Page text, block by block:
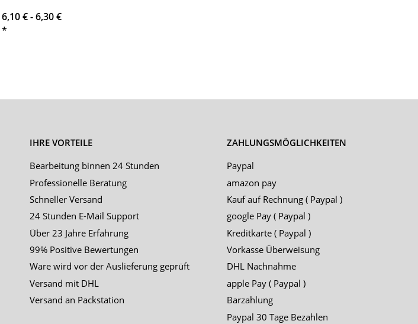
6,10 € -6,30 €
*
IHRE VORTEILE
Bearbeitung binnen 24 Stunden
Professionelle Beratung
Schneller Versand
24 Stunden E-Mail Support
Über 23 Jahre Erfahrung
99% Positive Bewertungen
Ware wird vor der Auslieferung geprüft
Versand mit DHL
Versand an Packstation
ZAHLUNGSMÖGLICHKEITEN
Paypal
amazon pay
Kauf auf Rechnung ( Paypal )
google Pay ( Paypal )
Kreditkarte ( Paypal )
Vorkasse Überweisung
DHL Nachnahme
apple Pay ( Paypal )
Barzahlung
Paypal 30 Tage Bezahlen